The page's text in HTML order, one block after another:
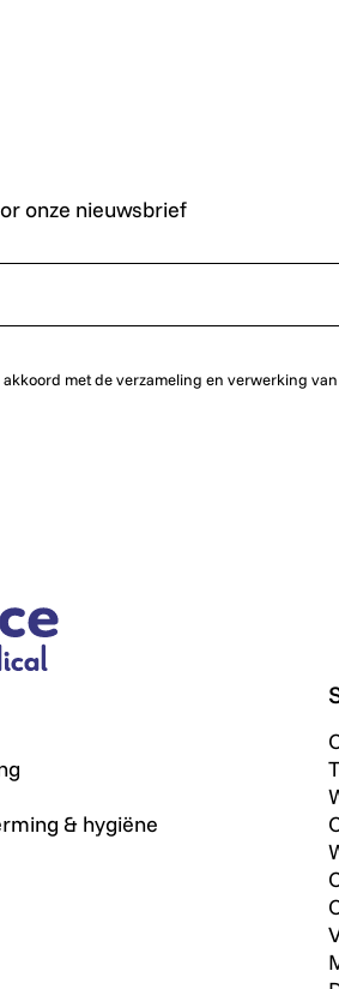
onze nieuwsbrief
akkoord met de verzameling en verwerking
& hygiëne